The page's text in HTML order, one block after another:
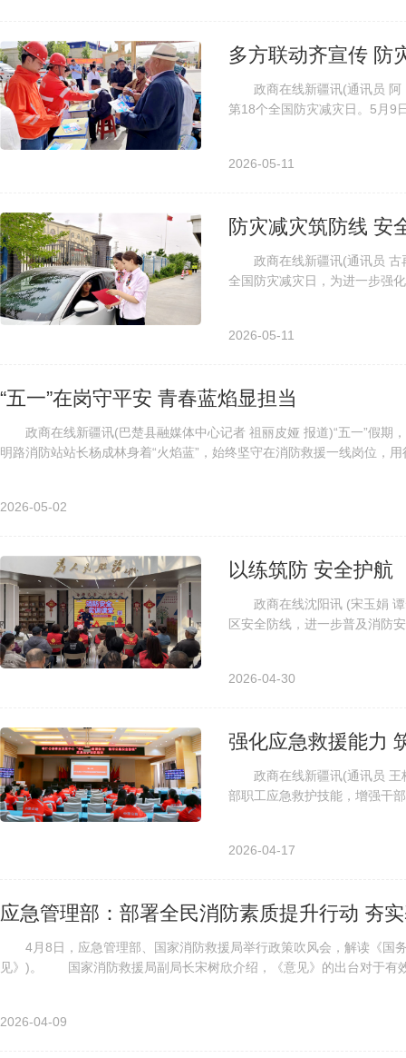
多方联动齐宣传 防
政商在线新疆讯(通讯员 阿
第18个全国防灾减灾日。5月9
2026-05-11
防灾减灾筑防线 安
政商在线新疆讯(通讯员 古
全国防灾减灾日，为进一步强
2026-05-11
“五一”在岗守平安 青春蓝焰显担当
政商在线新疆讯(巴楚县融媒体中心记者 祖丽皮娅 报道)“五一”假期
明路消防站站长杨成林身着“火焰蓝”，始终坚守在消防救援一线岗位，
2026-05-02
以练筑防 安全护航
政商在线沈阳讯 (宋玉娟 谭
区安全防线，进一步普及消防
2026-04-30
强化应急救援能力
政商在线新疆讯(通讯员 王
部职工应急救护技能，增强干
2026-04-17
应急管理部：部署全民消防素质提升行动 夯
4月8日，应急管理部、国家消防救援局举行政策吹风会，解读《国
见》)。 国家消防救援局副局长宋树欣介绍，《意见》的出台对于有
2026-04-09